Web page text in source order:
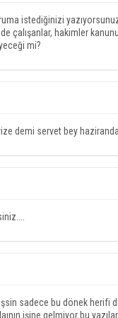
istediğinizi
çalışanlar, hakimler
mi?
demi servet bey
sadece bu dönek
işine gelmiyor bu